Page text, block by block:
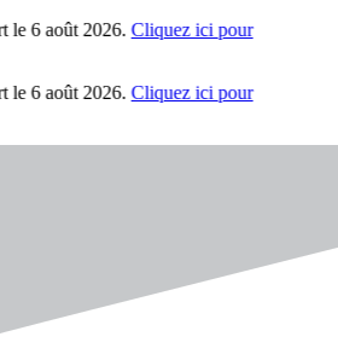
6 août 2026.Cliquez ici pour
6 août 2026.Cliquez ici pour